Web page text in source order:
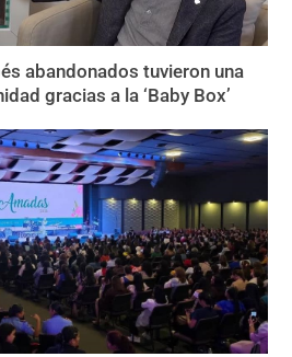
abandonados tuvieron una
gracias a la ‘Baby Box’